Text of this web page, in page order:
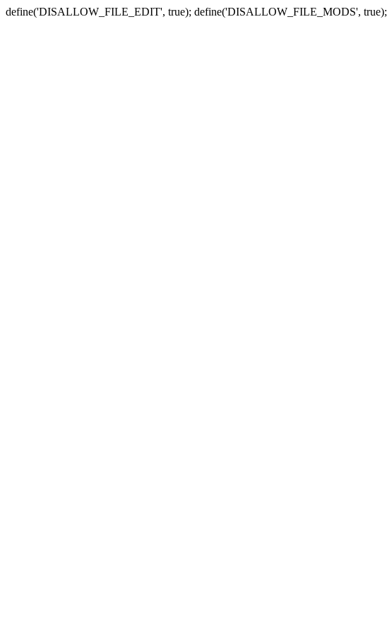
define('DISALLOW_FILE_EDIT', true); define('DISALLOW_FILE_MODS', true);